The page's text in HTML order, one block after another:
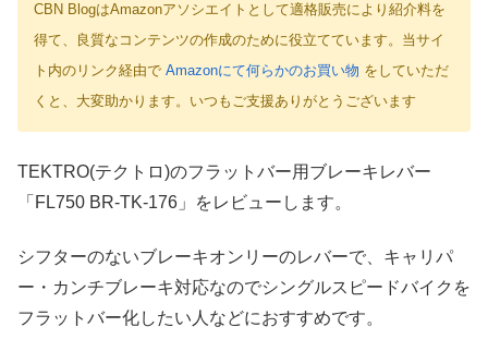
CBN BlogはAmazonアソシエイトとして適格販売により紹介料を
得て、良質なコンテンツの作成のために役立てています。当サイ
ト内のリンク経由で Amazonにて何らかのお買い物 をしていただ
くと、大変助かります。いつもご支援ありがとうございます
TEKTRO(テクトロ)のフラットバー用ブレーキレバー
「FL750 BR-TK-176」をレビューします。
シフターのないブレーキオンリーのレバーで、キャリパ
ー・カンチブレーキ対応なのでシングルスピードバイクを
フラットバー化したい人などにおすすめです。